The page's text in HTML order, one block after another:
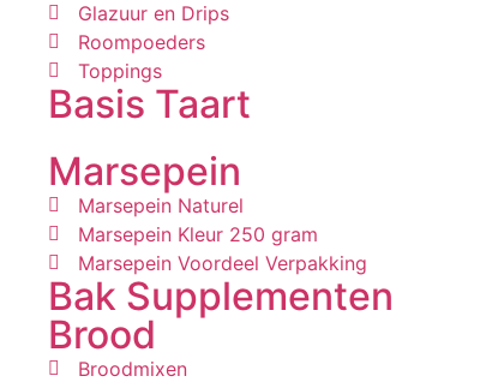
Glazuur en Drips
Roompoeders
Toppings
Basis Taart
Marsepein
Marsepein Naturel
Marsepein Kleur 250 gram
Marsepein Voordeel Verpakking
Bak Supplementen
Brood
Broodmixen